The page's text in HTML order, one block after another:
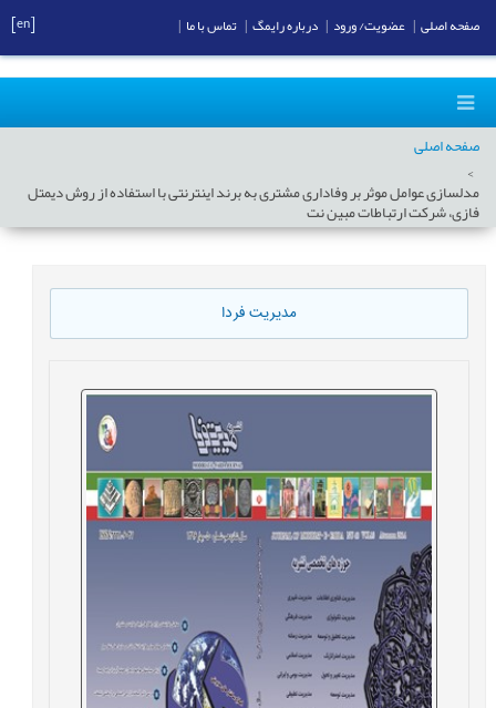
صفحه اصلی
مدلسازی عوامل موثر بر وفاداری مشتری به برند اینترنتی با استفاده از روش دیمتل
فازی، شرکت ارتباطات مبین نت
مدیریت فردا
صفحه اصلی عضویت/ ورود درباره رایمگ تماس با ما